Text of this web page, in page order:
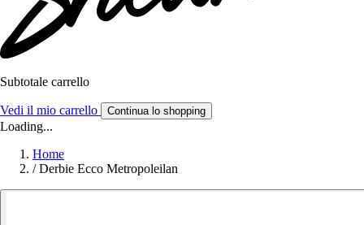
Subtotale carrello
Vedi il mio carrello Continua lo shopping
Loading...
Home
/ Derbie Ecco Metropoleilan